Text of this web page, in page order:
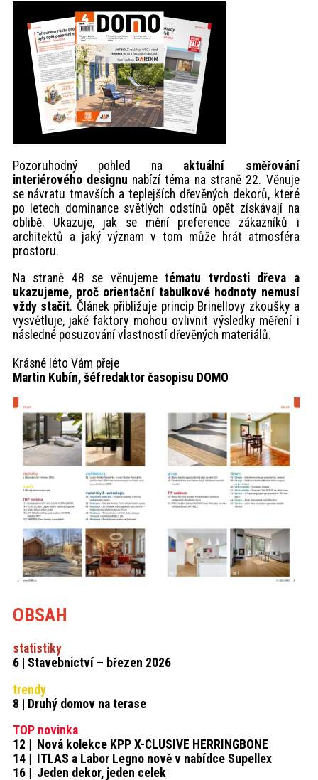
Pozoruhodný pohled na aktuální směřování
interiérového designu nabízí téma na straně 22. Věnuje
se návratu tmavších a teplejších dřevěných dekorů, které
po letech dominance světlých odstínů opět získávají na
oblibě. Ukazuje, jak se mění preference zákazníků i
architektů a jaký význam v tom může hrát atmosféra
prostoru.
Na straně 48 se věnujeme tématu tvrdosti dřeva a
ukazujeme, proč orientační tabulkové hodnoty nemusí
vždy stačit. Článek přibližuje princip Brinellovy zkoušky a
vysvětluje, jaké faktory mohou ovlivnit výsledky měření i
následné posuzování vlastností dřevěných materiálů.
Krásné léto Vám přeje
Martin Kubín, šéfredaktor časopisu DOMO
OBSAH
statistiky
6 | Stavebnictví – březen 2026
trendy
8 | Druhý domov na terase
TOP novinka
12 | Nová kolekce KPP X-CLUSIVE HERRINGBONE
14 | ITLAS a Labor Legno nově v nabídce Supellex
16 | Jeden dekor, jeden celek